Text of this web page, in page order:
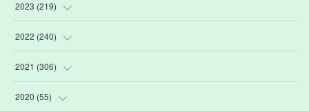
(2)
(6)
(22
(9)
(13
(12
(1
2023 (219)
(20
(18
(15 )
2022 (240)
(21
(20 )
2021 (306)
(24 )
2020 (55)